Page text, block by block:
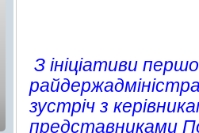
З ініціативи
зустріч з
представниками